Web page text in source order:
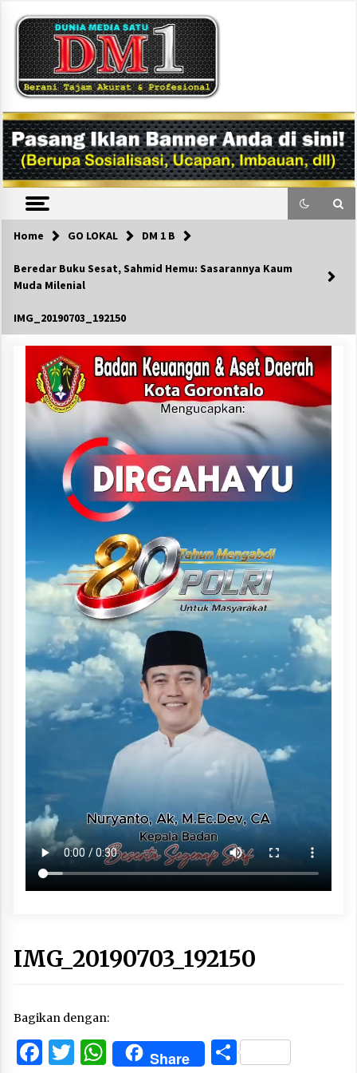
content
DM1
Home GO LOKAL DM 1 B
Beredar Buku Sesat, Sahmid Hemu: Sasarannya Kaum
Muda Milenial
IMG_20190703_192150
IMG_20190703_192150
Bagikan dengan:
Facebook
Twitter
WhatsApp
Share Share